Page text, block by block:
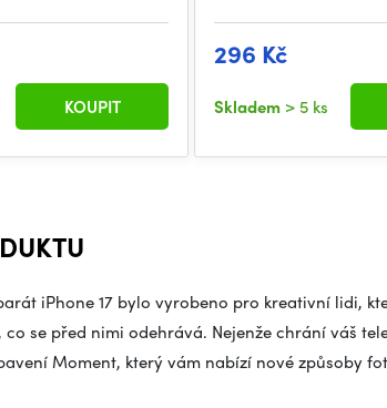
KOUPIT
296 Kč
Skladem > 5 ks
iPhone 17 bylo vyrobeno pro kreativní lidi,
se před nimi odehrává. Nejenže chrání váš
Moment, který vám nabízí nové způsoby